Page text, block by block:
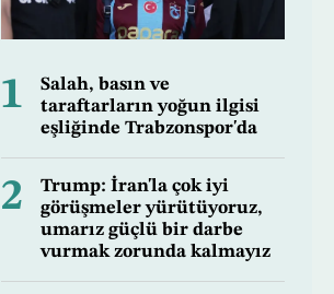
1
Salah, basın ve
taraftarların yoğun ilgisi
eşliğinde Trabzonspor'da
2
Trump: İran'la çok iyi
görüşmeler yürütüyoruz,
umarız güçlü bir darbe
vurmak zorunda kalmayız